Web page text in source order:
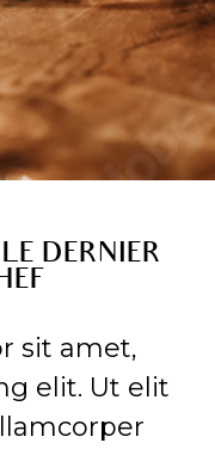
DERNIER
sit amet,
elit. Ut elit